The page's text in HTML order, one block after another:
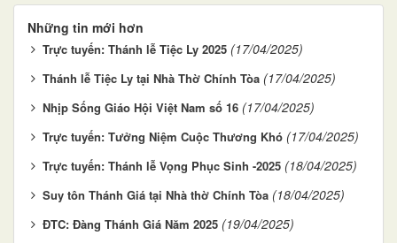
Những tin mới hơn
Trực tuyến: Thánh lễ Tiệc Ly 2025 (17/04/2025)
Thánh lễ Tiệc Ly tại Nhà Thờ Chính Tòa (17/04/2025)
Nhịp Sống Giáo Hội Việt Nam số 16 (17/04/2025)
Trực tuyến: Tưởng Niệm Cuộc Thương Khó (17/04/2025)
Trực tuyến: Thánh lễ Vọng Phục Sinh -2025 (18/04/2025)
Suy tôn Thánh Giá tại Nhà thờ Chính Tòa (18/04/2025)
ĐTC: Đàng Thánh Giá Năm 2025 (19/04/2025)